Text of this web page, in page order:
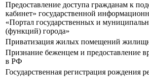
Предоставление доступа гражданам к
кабинет» государственной
«Портал государственных и
(функций) города»
Приватизация жилых помещений
Признание беженцем и предоставление
в РФ
Государственная регистрация рождения